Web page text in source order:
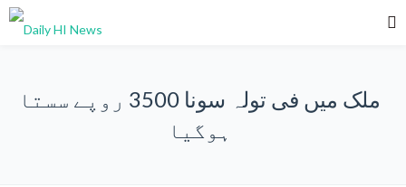
ملک میں فی تولہ سونا 3500 روپے سستا
ہوگیا